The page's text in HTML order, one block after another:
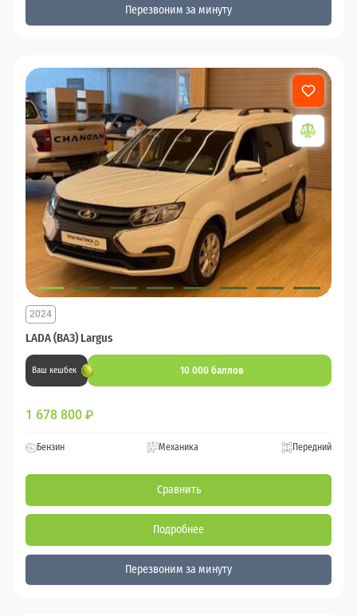
Перезвоним за минуту
LADA (ВАЗ) Largus
2024
Ваш кешбек 10 000 баллов
1 678 800 ₽
Бензин Механика Передний
Сравнить
Подробнее
Перезвоним за минуту